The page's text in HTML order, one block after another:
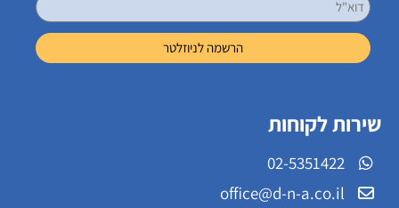
שירות לקוחות
02-5351422
office@d-n-a.co.il